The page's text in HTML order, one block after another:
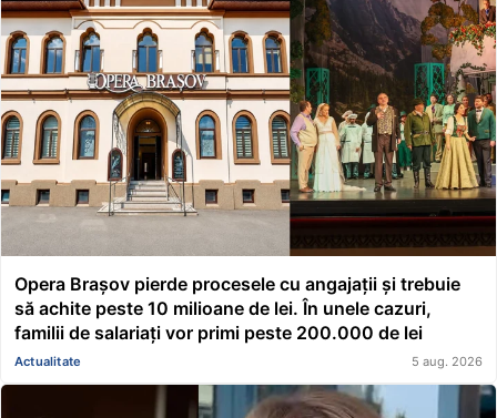
Opera Brașov pierde procesele cu angajații și trebuie
să achite peste 10 milioane de lei. În unele cazuri,
familii de salariați vor primi peste 200.000 de lei
Actualitate 5 aug. 2026